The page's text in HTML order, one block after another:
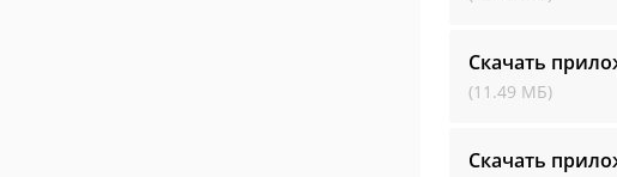
Скачать
(11.49 МБ)
Скачать